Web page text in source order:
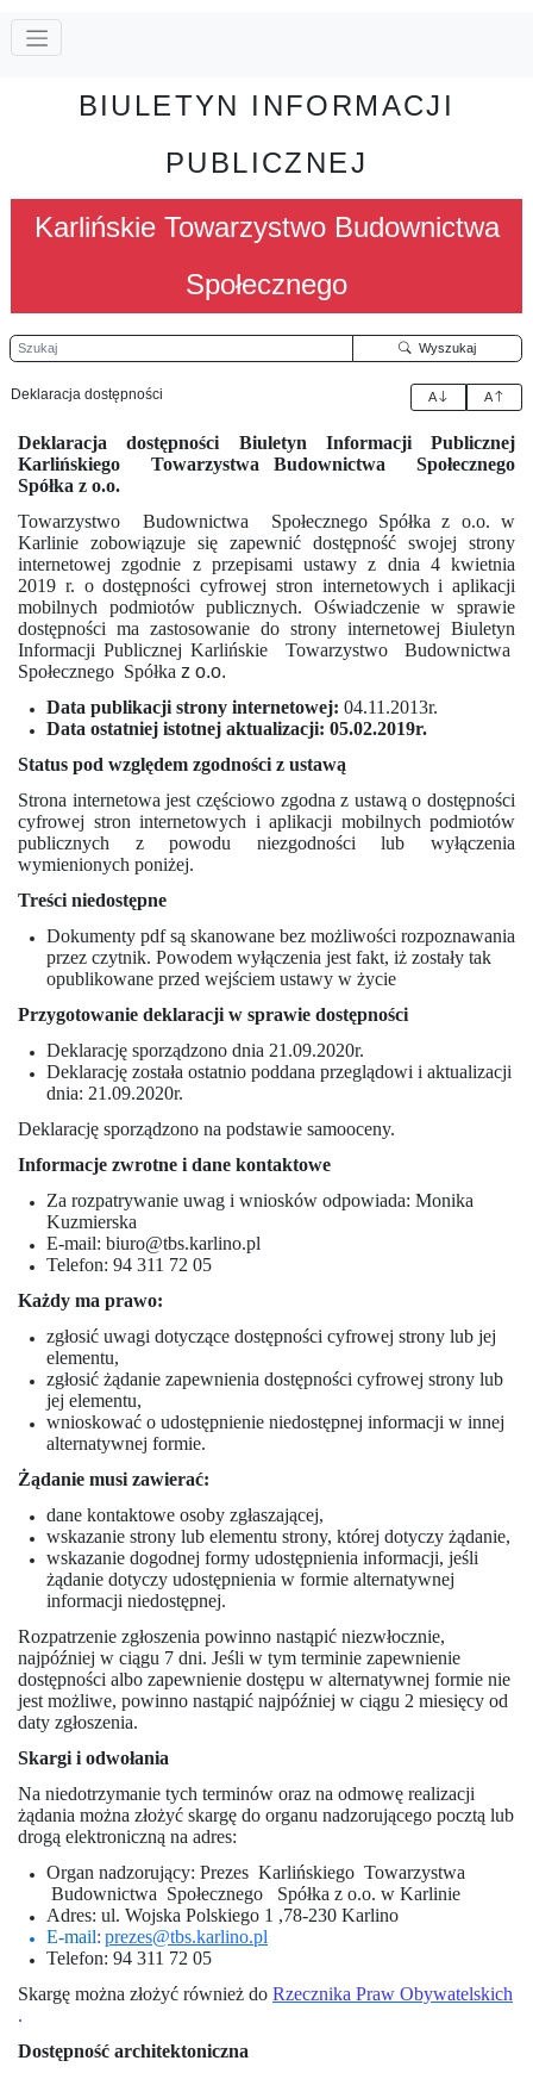
BIULETYN INFORMACJI
PUBLICZNEJ
Karlińskie Towarzystwo Budownictwa
Społecznego
Szukaj Wyszukaj
Deklaracja dostępności A A
Deklaracja dostępności Biuletyn Informacji Publicznej
Karlińskiego
Towarzystwa Budownictwa
Społecznego
Spółka z o.o.
Towarzystwo
Budownictwa Społecznego Spółka z o.o. w
Karlinie zobowiązuje się zapewnić dostępność swojej strony
internetowej zgodnie z przepisami ustawy z dnia 4 kwietnia
2019 r. o dostępności cyfrowej stron internetowych i aplikacji
mobilnych podmiotów publicznych. Oświadczenie w sprawie
dostępności ma zastosowanie do strony internetowej Biuletyn
Informacji PublicznejKarlińskie Towarzystwo
Budownictwa
Społecznego Spółka z o.o.
Data publikacji strony internetowej: 04.11.2013r.
Data ostatniej istotnej aktualizacji: 05.02.2019r.
Status pod względem zgodności z ustawą
Strona internetowa jest częściowo zgodna z ustawą o dostępności
cyfrowej stron internetowych i aplikacji mobilnych podmiotów
publicznych z powodu niezgodności lub wyłączenia
wymienionych poniżej.
Treści niedostępne
Dokumenty pdf są skanowane bez możliwości rozpoznawania
przez czytnik. Powodem wyłączenia jest fakt, iż zostały tak
opublikowane przed wejściem ustawy w życie
Przygotowanie deklaracji w sprawie dostępności
Deklarację sporządzono dnia 21.09.2020r.
Deklarację została ostatnio poddana przeglądowi i aktualizacji
dnia: 21.09.2020r.
Deklarację sporządzono na podstawie samooceny.
Informacje zwrotne i dane kontaktowe
Za rozpatrywanie uwag i wniosków odpowiada: Monika
Kuzmierska
E-mail: biuro@tbs.karlino.pl
Telefon: 94 311 72 05
Każdy ma prawo:
zgłosić uwagi dotyczące dostępności cyfrowej strony lub jej
elementu,
zgłosić żądanie zapewnienia dostępności cyfrowej strony lub
jej elementu,
wnioskować o udostępnienie niedostępnej informacji w innej
alternatywnej formie.
Żądanie musi zawierać:
dane kontaktowe osoby zgłaszającej,
wskazanie strony lub elementu strony, której dotyczy żądanie,
wskazanie dogodnej formy udostępnienia informacji, jeśli
żądanie dotyczy udostępnienia w formie alternatywnej
informacji niedostępnej.
Rozpatrzenie zgłoszenia powinno nastąpić niezwłocznie,
najpóźniej w ciągu 7 dni. Jeśli w tym terminie zapewnienie
dostępności albo zapewnienie dostępu w alternatywnej formie nie
jest możliwe, powinno nastąpić najpóźniej w ciągu 2 miesięcy od
daty zgłoszenia.
Skargi i odwołania
Na niedotrzymanie tych terminów oraz na odmowę realizacji
żądania można złożyć skargę do organu nadzorującego pocztą lub
drogą elektroniczną na adres:
Organ nadzorujący: Prezes Karlińskiego Towarzystwa
Budownictwa Społecznego
Spółka z o.o. w Karlinie
Adres: ul. Wojska Polskiego 1 ,78-230 Karlino
E-mail: prezes@tbs.karlino.pl
Telefon: 94 311 72 05
Skargę można złożyć również do Rzecznika Praw Obywatelskich
.
Dostępność architektoniczna